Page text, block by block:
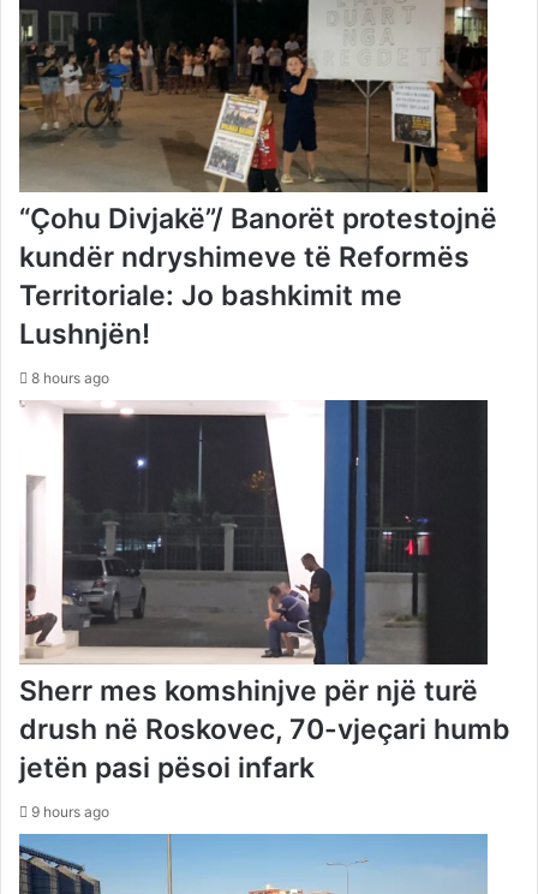
“Çohu Divjakë”/ Banorët protestojnë
kundër ndryshimeve të Reformës
Territoriale: Jo bashkimit me
Lushnjën!
8 hours ago
Sherr mes komshinjve për një turë
drush në Roskovec, 70-vjeçari humb
jetën pasi pësoi infark
9 hours ago